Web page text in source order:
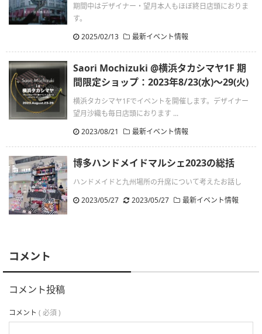
期間中はデザイナー・望月本人もほぼ終日店頭におりま
す。
2025/02/13
最新イベント情報
Saori Mochizuki @横浜タカシマヤ1F 期
間限定ショップ：2023年8/23(水)〜29(火)
横浜タカシマヤ1Fでイベントを開催します。デザイナー
望月沙織も毎日店頭におります ...
2023/08/21
最新イベント情報
博多ハンドメイドマルシェ2023の総括
ハンドメイドと九州場所の升席について考えたお話し
2023/05/27
2023/05/27 最新イベント情報
コメント
コメント投稿
コメント ( 必須 )